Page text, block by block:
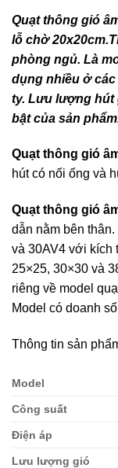
Quạt thông gió
lỗ chờ
phòng ngủ. Là
dụng nhiều ở
ty. Lưu lượng hút
bật của sản
Quạt thông gió
hút có nối ống và
Quạt thông gió
dẫn nằm bên
và 30AV4 với
25×25, 30×30 và
riêng về model
Model có doanh
Thông tin sản
Model
Công suất
Điện áp
Lưu lượng gió